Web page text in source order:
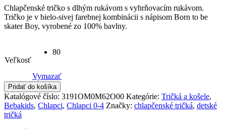
Chlapčenské tričko s dlhým rukávom s vyhrňovacím rukávom.
Tričko je v bielo-sivej farebnej kombinácii s nápisom Born to be
skater Boy, vyrobené zo 100% bavlny.
Veľkosť
80
Vymazať
Pridať do košíka
Katalógové číslo: 3191OM0M62O00 Kategórie: Tričká a košele,
Bebakids, Chlapci, Chlapci 0-4 Značky: chlapčenské tričká, detské
tričká